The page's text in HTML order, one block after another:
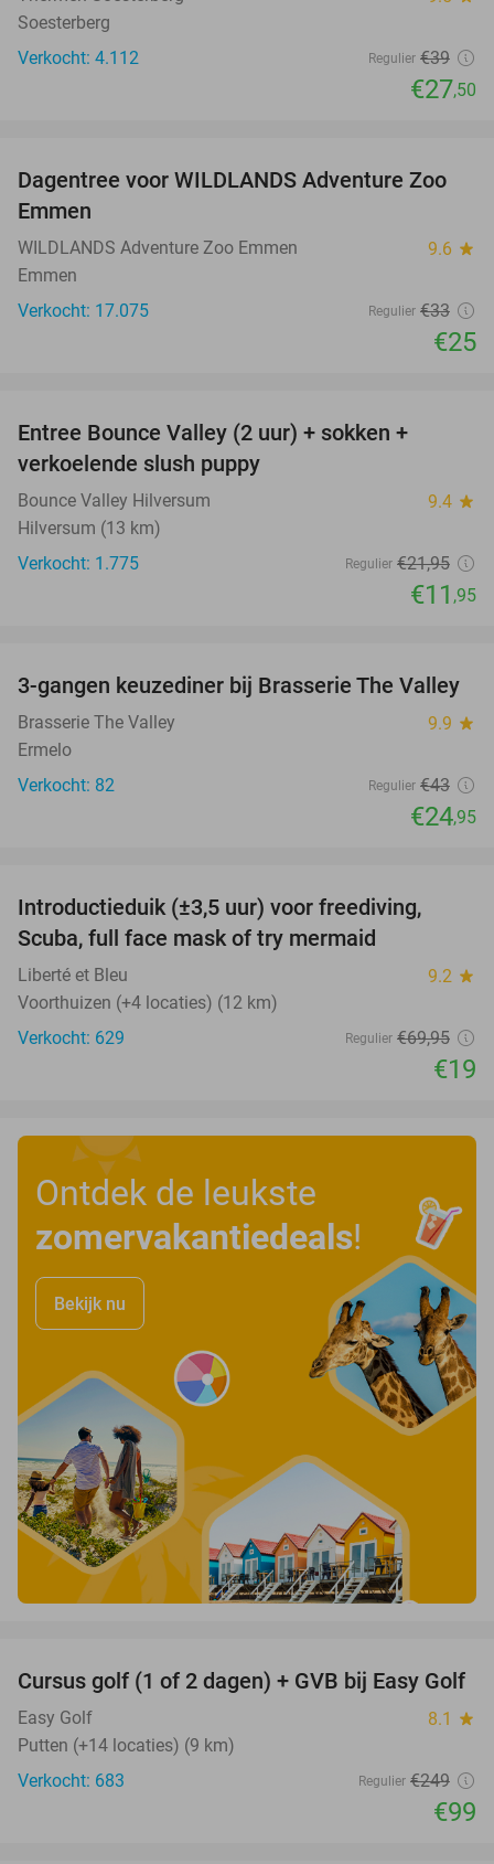
Soesterberg
Verkocht: 4.112
Regulier €39
€27,50
24%
Dagentree voor WILDLANDS Adventure Zoo
Emmen
WILDLANDS Adventure Zoo Emmen 9.6 star
Emmen
Verkocht: 17.075
Regulier €33
€25
Entree Bounce Valley (2 uur) + sokken +
verkoelende slush puppy
Bounce Valley Hilversum 9.4 star
Hilversum (13 km)
Verkocht: 1.775
Regulier €21,95
€11 ,95
42%
3-gangen keuzediner bij Brasserie The Valley
Brasserie The Valley 9.9 star
Ermelo
Verkocht: 82
Regulier €43
€24,95
Introductieduik (±3,5 uur) voor freediving,
Scuba, full face mask of try mermaid
Liberté et Bleu 9.2 star
Voorthuizen (+4 locaties) (12 km)
Verkocht: 629
Regulier €69,95
€19
Ontdek de leukste
zomervakantiedeals!
Bekijk nu
60%
Cursus golf (1 of 2 dagen) + GVB bij Easy Golf
Easy Golf 8.1 star
Putten (+14 locaties) (9 km)
Verkocht: 683
Regulier €249
€99